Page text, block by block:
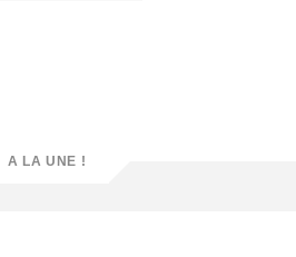
A LA UNE !